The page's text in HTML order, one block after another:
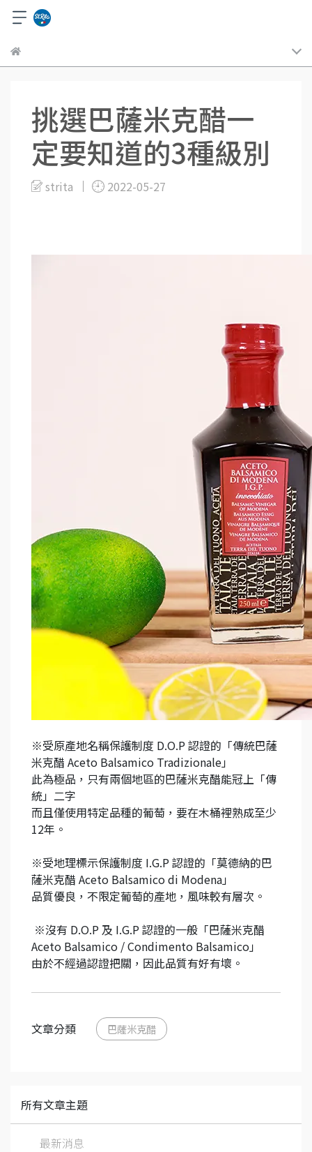
挑選巴薩米克醋一
定要知道的3種級別
strita 2022-05-27
※受原產地名稱保護制度 D.O.P 認證的「傳統巴薩
米克醋 Aceto Balsamico Tradizionale」
此為極品，只有兩個地區的巴薩米克醋能冠上「傳
統」二字
而且僅使用特定品種的葡萄，要在木桶裡熟成至少
12年。
※受地理標示保護制度 I.G.P 認證的「莫德納的巴
薩米克醋 Aceto Balsamico di Modena」
品質優良，不限定葡萄的產地，風味較有層次。
※沒有 D.O.P 及 I.G.P 認證的一般「巴薩米克醋
Aceto Balsamico / Condimento Balsamico」
由於不經過認證把關，因此品質有好有壞。
文章分類 巴薩米克醋
所有文章主題
最新消息